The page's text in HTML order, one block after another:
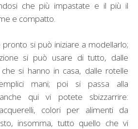
che più impastate e il più il
e compatto.
pronto si può iniziare a modellarlo;
si può usare di tutto, dalle
si hanno in casa, dalle rotelle
mani; poi si passa alla
qui vi potete sbizzarrire:
colori per alimenti da
insomma, tutto quello che vi